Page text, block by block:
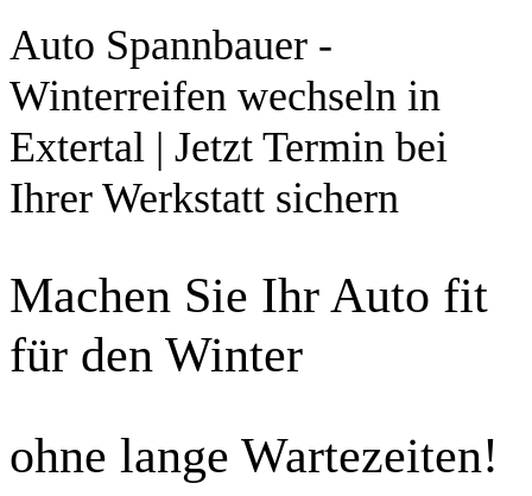
Auto Spannbauer -
Winterreifen wechseln in
Extertal | Jetzt Termin bei
Ihrer Werkstatt sichern
Machen Sie Ihr Auto fit
für den Winter
ohne lange Wartezeiten!